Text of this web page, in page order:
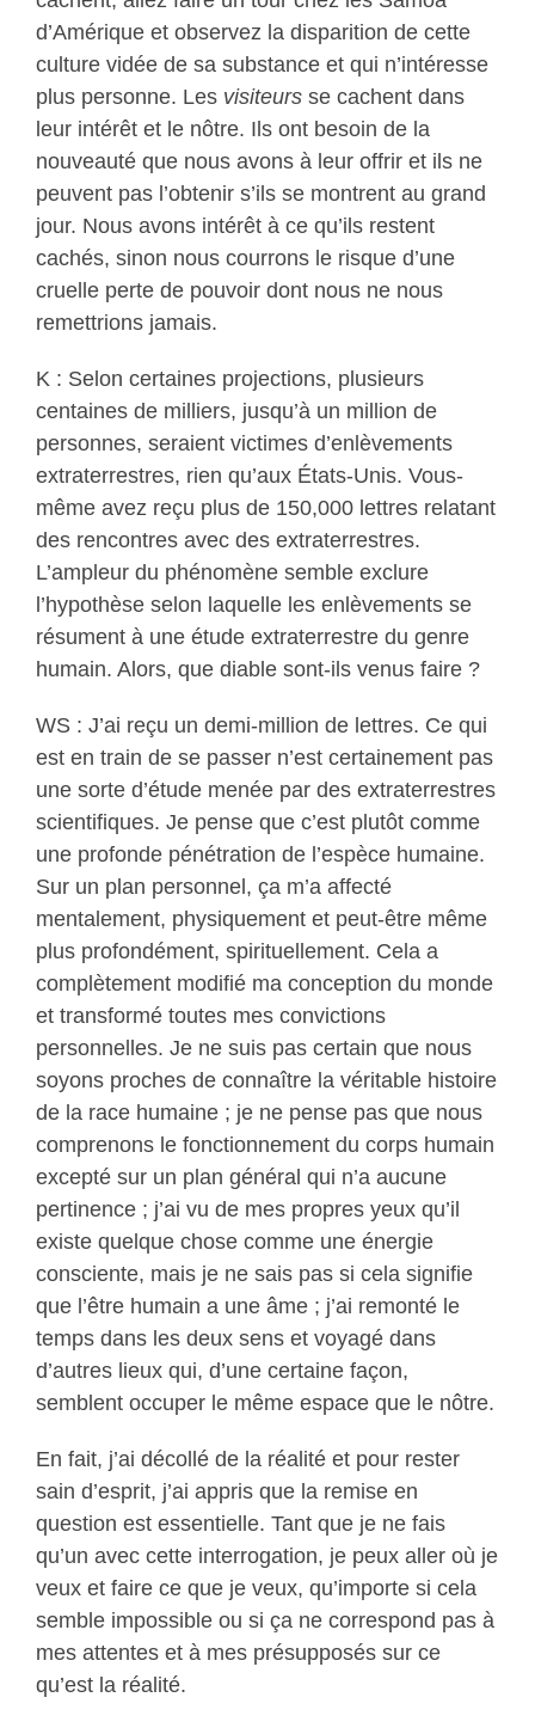
d’Amérique et observez la disparition de cette
culture vidée de sa substance et qui n’intéresse
plus personne. Les visiteurs se cachent dans
leur intérêt et le nôtre. Ils ont besoin de la
nouveauté que nous avons à leur offrir et ils ne
peuvent pas l’obtenir s’ils se montrent au grand
jour. Nous avons intérêt à ce qu’ils restent
cachés, sinon nous courrons le risque d’une
cruelle perte de pouvoir dont nous ne nous
remettrions jamais.
K : Selon certaines projections, plusieurs
centaines de milliers, jusqu’à un million de
personnes, seraient victimes d’enlèvements
extraterrestres, rien qu’aux États-Unis. Vous-
même avez reçu plus de 150,000 lettres relatant
des rencontres avec des extraterrestres.
L’ampleur du phénomène semble exclure
l’hypothèse selon laquelle les enlèvements se
résument à une étude extraterrestre du genre
humain. Alors, que diable sont-ils venus faire ?
WS : J’ai reçu un demi-million de lettres. Ce qui
est en train de se passer n’est certainement pas
une sorte d’étude menée par des extraterrestres
scientifiques. Je pense que c’est plutôt comme
une profonde pénétration de l’espèce humaine.
Sur un plan personnel, ça m’a affecté
mentalement, physiquement et peut-être même
plus profondément, spirituellement. Cela a
complètement modifié ma conception du monde
et transformé toutes mes convictions
personnelles. Je ne suis pas certain que nous
soyons proches de connaître la véritable histoire
de la race humaine ; je ne pense pas que nous
comprenons le fonctionnement du corps humain
excepté sur un plan général qui n’a aucune
pertinence ; j’ai vu de mes propres yeux qu’il
existe quelque chose comme une énergie
consciente, mais je ne sais pas si cela signifie
que l’être humain a une âme ; j’ai remonté le
temps dans les deux sens et voyagé dans
d’autres lieux qui, d’une certaine façon,
semblent occuper le même espace que le nôtre.
En fait, j’ai décollé de la réalité et pour rester
sain d’esprit, j’ai appris que la remise en
question est essentielle. Tant que je ne fais
qu’un avec cette interrogation, je peux aller où je
veux et faire ce que je veux, qu’importe si cela
semble impossible ou si ça ne correspond pas à
mes attentes et à mes présupposés sur ce
qu’est la réalité.